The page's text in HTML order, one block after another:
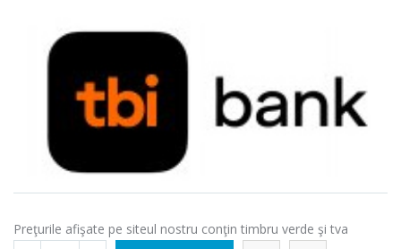
Preţurile afişate pe siteul nostru conţin timbru verde şi tva